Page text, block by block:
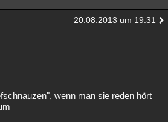
20.08.2013 um 19:31
wenn man sie reden hört